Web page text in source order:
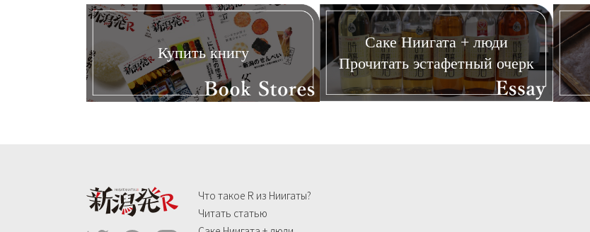
Купить книгу
Саке Ниигата + люди
Прочитать эстафетный очерк
Что такое R из Ниигаты?
Читать статью